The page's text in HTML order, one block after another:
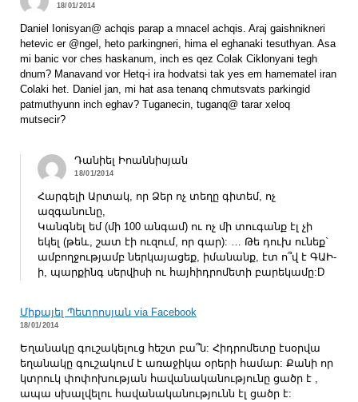
18/01/2014
Daniel Ionisyan@ achqis parap a mnacel achqis. Araj gaishnikneri
hetevic er @ngel, heto parkingneri, hima el eghanaki tesuthyan. Asa
mi banic vor ches haskanum, inch es qez Colak Ciklonyani tegh
dnum? Manavand vor Hetq-i ira hodvatsi tak yes em hamematel iran
Colaki het. Daniel jan, mi hat asa tenanq chmutsvats parkingid
patmuthyunn inch eghav? Tuganecin, tuganq@ tarar xeloq
mutsecir?
Դանիել Իոաննիսյան
18/01/2014
Հարգելի Արտակ, որ Ձեր ոչ տեղը գիտեմ, ոչ
ազգանունը,
Կանգնել եմ (մի 100 անգամ) ու ոչ մի տուգանք էլ չի
եկել (թեև, շատ էի ուզում, որ գար): … Թե դուխ ունեք`
ամբողջությամբ ներկայացեք, իմանանք, էտ ո՞վ է ԳԱԻ-
ի, պարքինգ սերվիսի ու հայհիդրոմետի բարեկամը:D
Միքայել Պետրոսյան via Facebook
18/01/2014
Եղանակը գուշակելուց հեշտ բա՞ն: Հիդրոմետը էսօրվա
եղանակը գուշակում է առաջիկա օրերի համար: Քանի որ
կտրուկ փոփոխության հավանականությունը ցածր է ,
ապա սխալվելու հավանականությունն էլ ցածր է: